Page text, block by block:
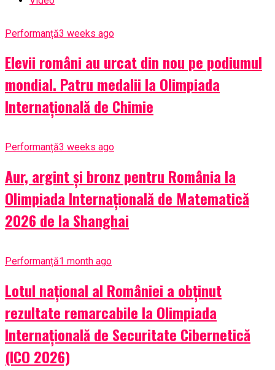
Performanță3 weeks ago
Elevii români au urcat din nou pe podiumul
mondial. Patru medalii la Olimpiada
Internațională de Chimie
Performanță3 weeks ago
Aur, argint și bronz pentru România la
Olimpiada Internațională de Matematică
2026 de la Shanghai
Performanță1 month ago
Lotul național al României a obținut
rezultate remarcabile la Olimpiada
Internațională de Securitate Cibernetică
(ICO 2026)